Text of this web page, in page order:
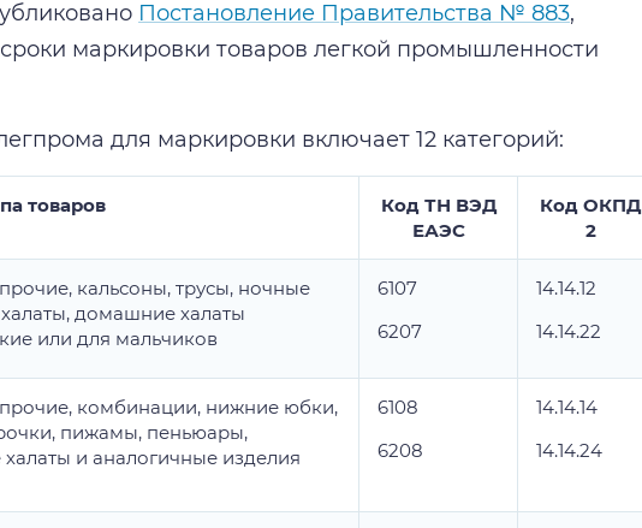
Постановление Правительства № 883,
маркировки товаров легкой промышленности
для маркировки включает 12 категорий:
товаров
Код ТН ВЭД
ЕАЭС
Код ОКПД
2
кальсоны, трусы, ночные
домашние халаты
или для мальчиков
6107
6207
14.14.12
14.14.22
комбинации, нижние юбки,
пижамы, пеньюары,
и аналогичные изделия
6108
6208
14.14.14
14.14.24